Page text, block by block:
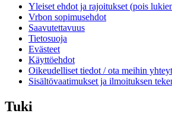
Yleiset ehdot ja rajoitukset (pois
Vrbon sopimusehdot
Saavutettavuus
Tietosuoja
Evästeet
Käyttöehdot
Oikeudelliset tiedot / ota meihin
Sisältövaatimukset ja ilmoituksen
Tuki